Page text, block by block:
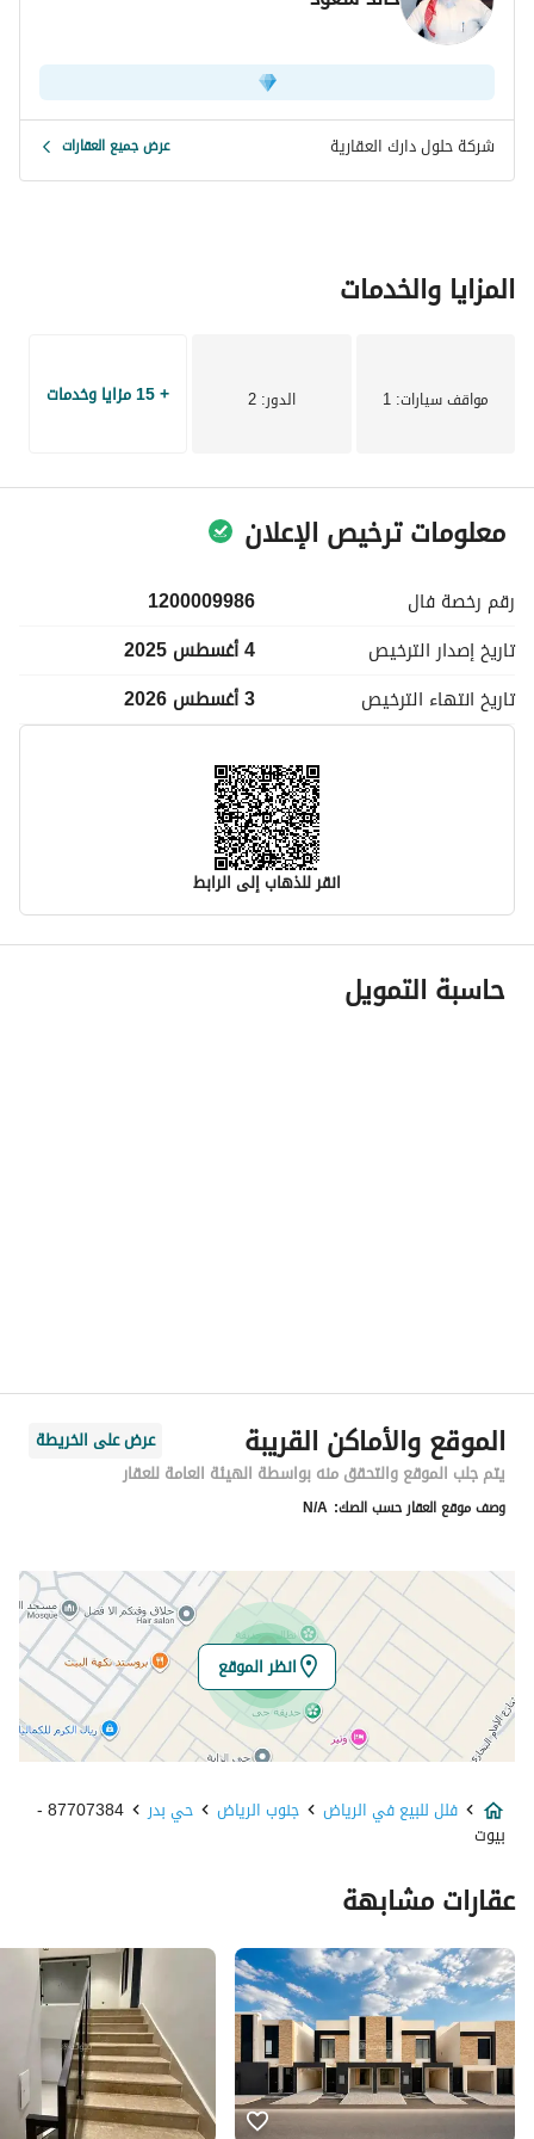
شركة حلول دارك العقارية عرض جميع العقارات
المزايا والخدمات
مواقف سيارات: 1 الدور: 2 + 15 مزايا وخدمات
معلومات ترخيص الإعلان
رقم رخصة فال
1200009986
تاريخ إصدار الترخيص
4 أغسطس 2025
تاريخ انتهاء الترخيص 3 أغسطس 2026
انقر للذهاب إلى الرابط
معلومات مسؤول الإعلان
اسم المسؤول
رقم المبنى
6538
الرقم الاضافي
خط العرض
24.51337477419026
خط الطول
46.73481567599544
تفاصيل العقار
نوع الإعلان
للبيع
استخدام العقار
-
السعر
المساحة
248.07
عدد الغرف
8
خدمات العقار
حاسبة التمويل
الموقع والأماكن القريبة
عرض على الخريطة
يتم جلب الموقع والتحقق منه بواسطة الهيئة العامة للعقار
وصف موقع العقار حسب الصك: N/A
انظر الموقع
فلل للبيع في الرياض جنوب الرياض حي بدر 87707384 -
بيوت
عقارات مشابهة